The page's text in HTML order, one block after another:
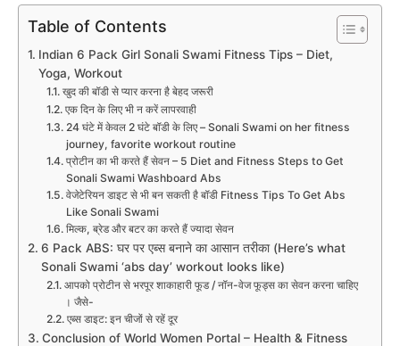
Table of Contents
Indian 6 Pack Girl Sonali Swami Fitness Tips – Diet,
Yoga, Workout
​खुद की बॉडी से प्यार करना है बेहद जरूरी
​एक दिन के लिए भी न करें लापरवाही
​24 घंटे में केवल 2 घंटे बॉडी के लिए – Sonali Swami on her fitness
journey, favorite workout routine
​प्रोटीन का भी करते हैं सेवन – 5 Diet and Fitness Steps to Get
Sonali Swami Washboard Abs
​वेजेटेरियन डाइट से भी बन सकती है बॉडी Fitness Tips To Get Abs
Like Sonali Swami
​मिल्क, ब्रेड और बटर का करते हैं ज्यादा सेवन
6 Pack ABS: घर पर एब्स बनाने का आसान तरीका (Here’s what
Sonali Swami ‘abs day’ workout looks like)
आपको प्रोटीन से भरपूर शाकाहारी फूड / नॉन-वेज फूड्स का सेवन करना चाहिए
। जैसे-
एब्स डाइट: इन चीजों से रहें दूर
Conclusion of World Women Portal – Health & Fitness